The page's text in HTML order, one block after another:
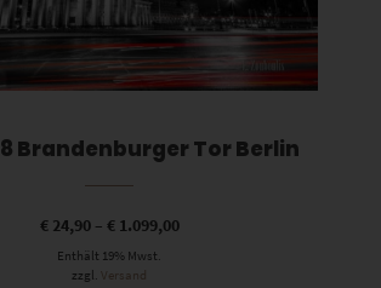
Brandenburger Tor Berlin
€24,90– €1.099,00
Enthält 19% Mwst.
zzgl. Versand